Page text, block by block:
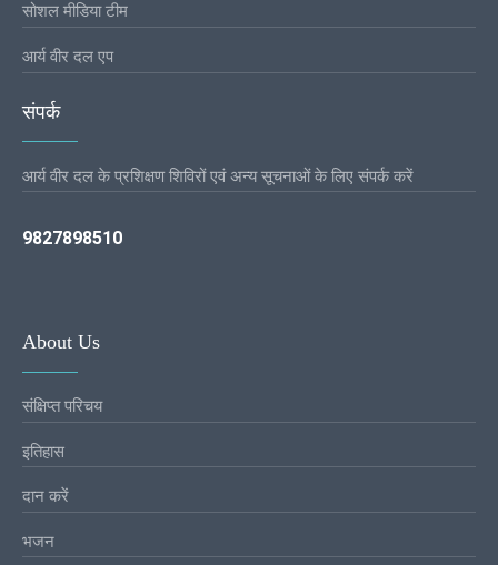
सोशल मीडिया टीम
आर्य वीर दल एप
संपर्क
आर्य वीर दल के प्रशिक्षण शिविरों एवं अन्य सूचनाओं के लिए संपर्क करें
9827898510
About Us
संक्षिप्त परिचय
इतिहास
दान करें
भजन